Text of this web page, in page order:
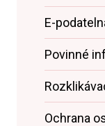
E-
Povinné
Ochrana